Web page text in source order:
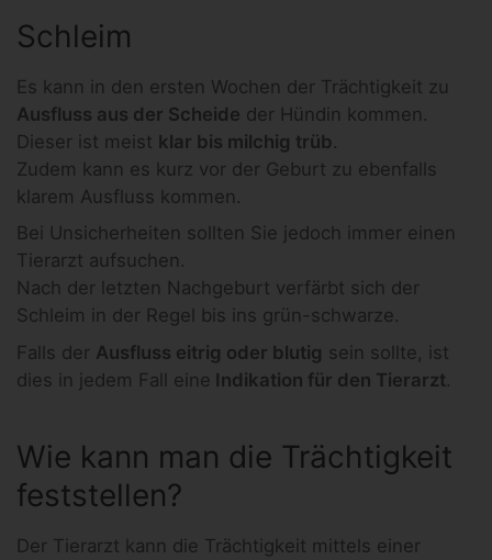
Schleim
Es kann in den ersten Wochen der Trächtigkeit zu
Ausfluss aus der Scheide der Hündin kommen.
Dieser ist meist klar bis milchig trüb.
Zudem kann es kurz vor der Geburt zu ebenfalls
klarem Ausfluss kommen.
Bei Unsicherheiten sollten Sie jedoch immer einen
Tierarzt aufsuchen.
Nach der letzten Nachgeburt verfärbt sich der
Schleim in der Regel bis ins grün-schwarze.
Falls der Ausfluss eitrig oder blutig sein sollte, ist
dies in jedem Fall eine Indikation für den Tierarzt.
Wie kann man die Trächtigkeit
feststellen?
Der Tierarzt kann die Trächtigkeit mittels einer